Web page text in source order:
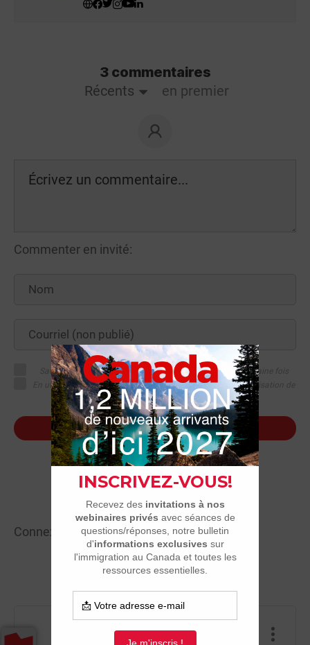
3 commentaires
Récents
en premier
Commenter en invité:
Sauvegarder mes détails dans ce navigateur pour la prochaine fois
En utilisant ce service, je suis en accord avec les termes d'utilisation de
ce site
Soumettre commentaire
or
Connexion avec: